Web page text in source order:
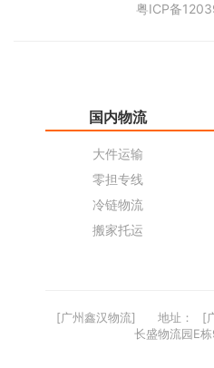
粤ICP备
国内物流
大件运输
零担专线
冷链物流
搬家托运
[广州鑫汉物流] 地址：
[
长盛物流园E